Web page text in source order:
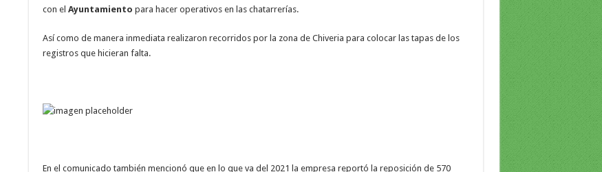
con el Ayuntamiento para hacer operativos en las chatarrerías.
Así como de manera inmediata realizaron recorridos por la zona de Chiveria para colocar las tapas de los
registros que hicieran falta.
En el comunicado también mencionó que en lo que va del 2021 la empresa reportó la reposición de 570